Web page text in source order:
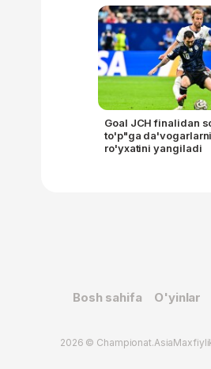
Goal JCH finalidan
to'p"ga
ro'yxatini yangiladi
Bosh sahifa O'yinlar
2026 © Championat.Asia